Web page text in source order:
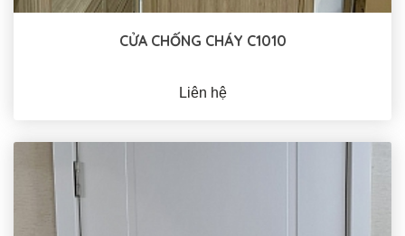
CỬA CHỐNG CHÁY C1010
Liên hệ